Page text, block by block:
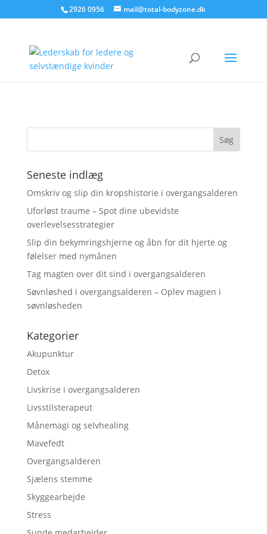
2926 0956 mail@total-bodyzone.dk
Seneste indlæg
Omskriv og slip din kropshistorie i overgangsalderen
Uforløst traume – Spot dine ubevidste
overlevelsesstrategier
Slip din bekymringshjerne og åbn for dit hjerte og
følelser med nymånen
Tag magten over dit sind i overgangsalderen
Søvnløshed i overgangsalderen – Oplev magien i
søvnløsheden
Kategorier
Akupunktur
Detox
Livskrise i overgangsalderen
Livsstilsterapeut
Månemagi og selvhealing
Mavefedt
Overgangsalderen
Sjælens stemme
Skyggearbejde
Stress